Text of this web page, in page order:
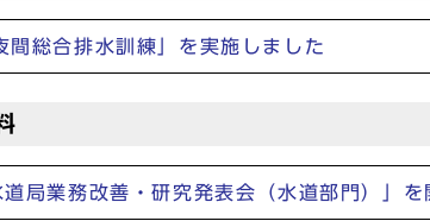
間総合排水訓練」を実施しました
局業務改善・研究発表会（水道部門）」